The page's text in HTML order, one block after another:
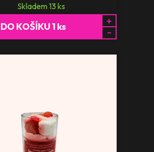
Skladem13 ks
DO KOŠÍKU1 ks
+
-